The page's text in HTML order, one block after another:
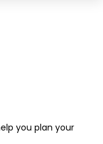
you plan your